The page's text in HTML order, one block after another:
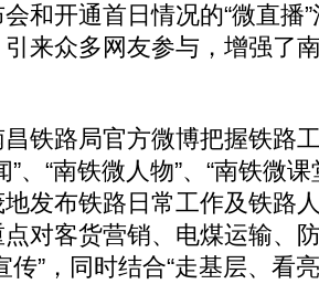
和开通首日情况的“微直播
来众多网友参与，增强了
路局官方微博把握铁路
”、“南铁微人物”、“南铁微
发布铁路日常工作及铁路
对客货营销、电煤运输、
传”，同时结合“走基层、看